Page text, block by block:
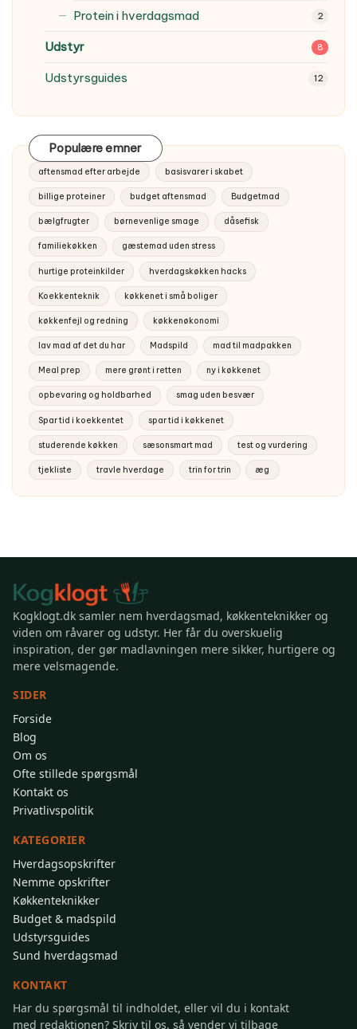
Protein i hverdagsmad 2
Udstyr 8
Udstyrsguides 12
Populære emner
aftensmad efter arbejde basisvarer i skabet
billige proteiner budget aftensmad Budgetmad
bælgfrugter børnevenlige smage dåsefisk
familiekøkken gæstemad uden stress
hurtige proteinkilder hverdagskøkken hacks
Koekkenteknik køkkenet i små boliger
køkkenfejl og redning køkkenøkonomi
lav mad af det du har Madspild mad til madpakken
Meal prep mere grønt i retten ny i køkkenet
opbevaring og holdbarhed smag uden besvær
Spar tid i koekkentet spar tid i køkkenet
studerende køkken sæsonsmart mad test og vurdering
tjekliste travle hverdage trin for trin æg
Kogklogt.dk samler nem hverdagsmad, køkkenteknikker og
viden om råvarer og udstyr. Her får du overskuelig
inspiration, der gør madlavningen mere sikker, hurtigere og
mere velsmagende.
SIDER
Forside
Blog
Om os
Ofte stillede spørgsmål
Kontakt os
Privatlivspolitik
KATEGORIER
Hverdagsopskrifter
Nemme opskrifter
Køkkenteknikker
Budget & madspild
Udstyrsguides
Sund hverdagsmad
KONTAKT
Har du spørgsmål til indholdet, eller vil du i kontakt
med redaktionen? Skriv til os, så vender vi tilbage